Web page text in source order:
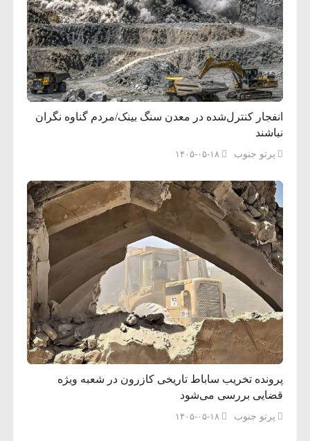
انفجار کنترل‌شده در معدن سنگ بینک/مردم گناوه نگران
نباشند
پرتو جنوب ۱۴۰۵-۰۵-۱۸
پرونده تخریب ساباط تاریخی کازرون در شعبه ویژه
قضایی بررسی می‌شود
پرتو جنوب ۱۴۰۵-۰۵-۱۸